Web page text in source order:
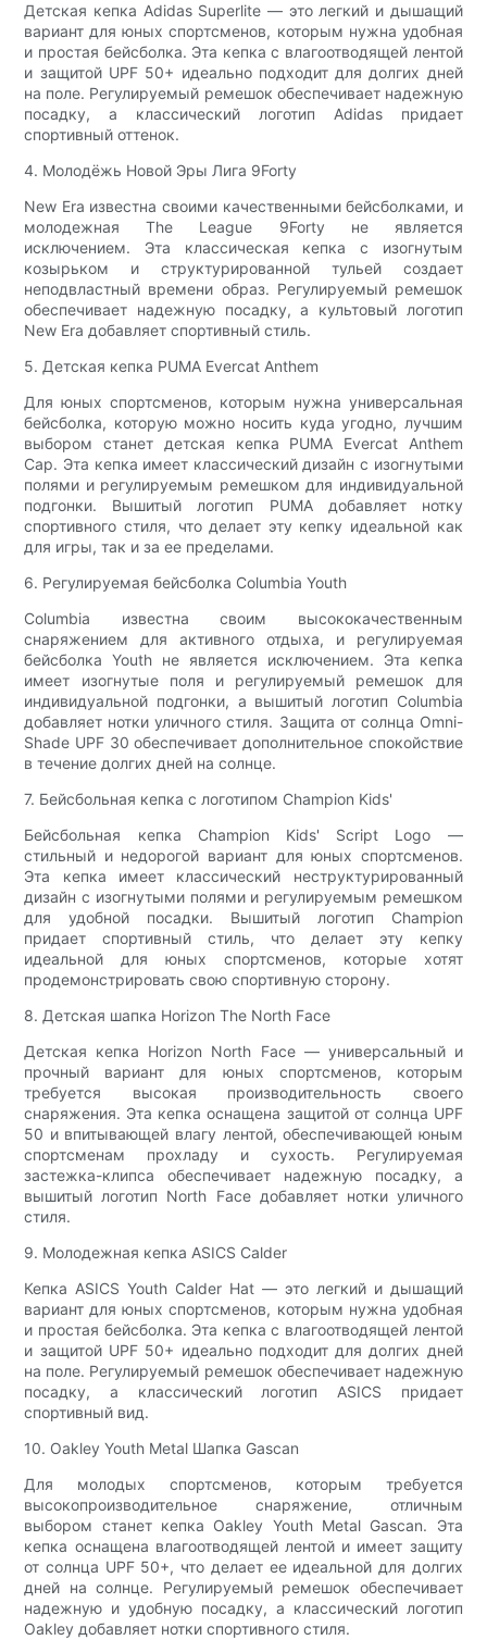
Детская кепка Adidas Superlite — это легкий и дышащий
вариант для юных спортсменов, которым нужна удобная
и простая бейсболка. Эта кепка с влагоотводящей лентой
и защитой UPF 50+ идеально подходит для долгих дней
на поле. Регулируемый ремешок обеспечивает надежную
посадку, а классический логотип Adidas придает
спортивный оттенок.
4. Молодёжь Новой Эры Лига 9Forty
New Era известна своими качественными бейсболками, и
молодежная The League 9Forty не является
исключением. Эта классическая кепка с изогнутым
козырьком и структурированной тульей создает
неподвластный времени образ. Регулируемый ремешок
обеспечивает надежную посадку, а культовый логотип
New Era добавляет спортивный стиль.
5. Детская кепка PUMA Evercat Anthem
Для юных спортсменов, которым нужна универсальная
бейсболка, которую можно носить куда угодно, лучшим
выбором станет детская кепка PUMA Evercat Anthem
Cap. Эта кепка имеет классический дизайн с изогнутыми
полями и регулируемым ремешком для индивидуальной
подгонки. Вышитый логотип PUMA добавляет нотку
спортивного стиля, что делает эту кепку идеальной как
для игры, так и за ее пределами.
6. Регулируемая бейсболка Columbia Youth
Columbia известна своим высококачественным
снаряжением для активного отдыха, и регулируемая
бейсболка Youth не является исключением. Эта кепка
имеет изогнутые поля и регулируемый ремешок для
индивидуальной подгонки, а вышитый логотип Columbia
добавляет нотки уличного стиля. Защита от солнца Omni-
Shade UPF 30 обеспечивает дополнительное спокойствие
в течение долгих дней на солнце.
7. Бейсбольная кепка с логотипом Champion Kids'
Бейсбольная кепка Champion Kids' Script Logo —
стильный и недорогой вариант для юных спортсменов.
Эта кепка имеет классический неструктурированный
дизайн с изогнутыми полями и регулируемым ремешком
для удобной посадки. Вышитый логотип Champion
придает спортивный стиль, что делает эту кепку
идеальной для юных спортсменов, которые хотят
продемонстрировать свою спортивную сторону.
8. Детская шапка Horizon The North Face
Детская кепка Horizon North Face — универсальный и
прочный вариант для юных спортсменов, которым
требуется высокая производительность своего
снаряжения. Эта кепка оснащена защитой от солнца UPF
50 и впитывающей влагу лентой, обеспечивающей юным
спортсменам прохладу и сухость. Регулируемая
застежка-клипса обеспечивает надежную посадку, а
вышитый логотип North Face добавляет нотки уличного
стиля.
9. Молодежная кепка ASICS Calder
Кепка ASICS Youth Calder Hat — это легкий и дышащий
вариант для юных спортсменов, которым нужна удобная
и простая бейсболка. Эта кепка с влагоотводящей лентой
и защитой UPF 50+ идеально подходит для долгих дней
на поле. Регулируемый ремешок обеспечивает надежную
посадку, а классический логотип ASICS придает
спортивный вид.
10. Oakley Youth Metal Шапка Gascan
Для молодых спортсменов, которым требуется
высокопроизводительное снаряжение, отличным
выбором станет кепка Oakley Youth Metal Gascan. Эта
кепка оснащена влагоотводящей лентой и имеет защиту
от солнца UPF 50+, что делает ее идеальной для долгих
дней на солнце. Регулируемый ремешок обеспечивает
надежную и удобную посадку, а классический логотип
Oakley добавляет нотки спортивного стиля.